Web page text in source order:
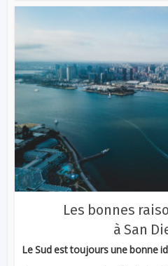
Les bonnes
à San
Le Sud est toujours une bonne